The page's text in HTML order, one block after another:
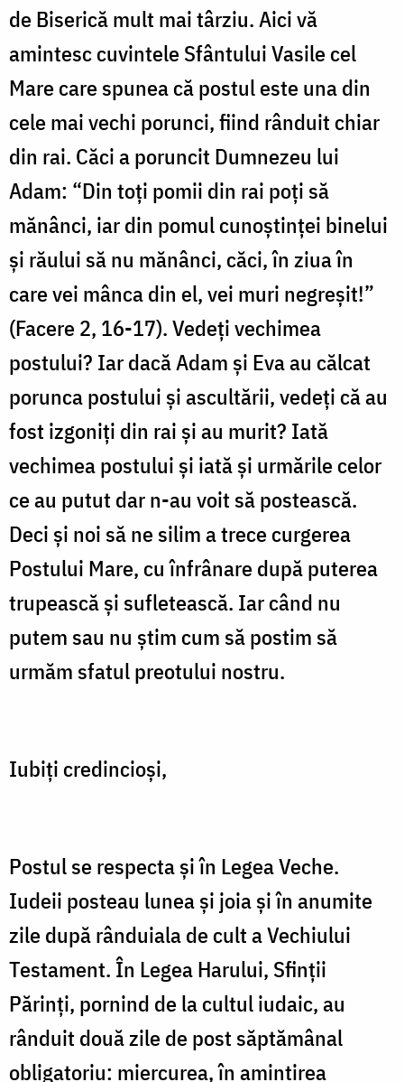
de Biserică mult mai târziu. Aici vă
amintesc cuvintele Sfântului Vasile cel
Mare care spunea că postul este una din
cele mai vechi porunci, fiind rânduit chiar
din rai. Căci a poruncit Dumnezeu lui
Adam: “Din toți pomii din rai poți să
mănânci, iar din pomul cunoștinței binelui
și răului să nu mănânci, căci, în ziua în
care vei mânca din el, vei muri negreșit!”
(Facere 2, 16-17). Vedeți vechimea
postului? Iar dacă Adam și Eva au călcat
porunca postului și ascultării, vedeți că au
fost izgoniți din rai și au murit? Iată
vechimea postului și iată și urmările celor
ce au putut dar n-au voit să postească.
Deci și noi să ne silim a trece curgerea
Postului Mare, cu înfrânare după puterea
trupească și sufletească. Iar când nu
putem sau nu știm cum să postim să
urmăm sfatul preotului nostru.
Iubiți credincioși,
Postul se respecta și în Legea Veche.
Iudeii posteau lunea și joia și în anumite
zile după rânduiala de cult a Vechiului
Testament. În Legea Harului, Sfinții
Părinți, pornind de la cultul iudaic, au
rânduit două zile de post săptămânal
obligatoriu: miercurea, în amintirea